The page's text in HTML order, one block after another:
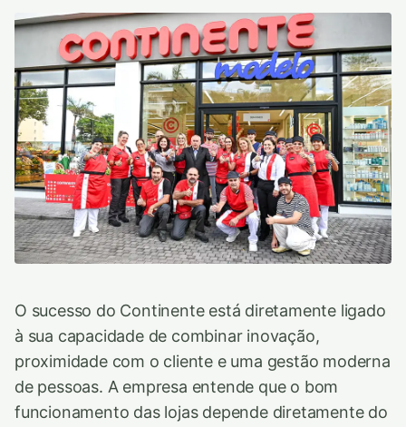
O sucesso do Continente está diretamente ligado
à sua capacidade de combinar inovação,
proximidade com o cliente e uma gestão moderna
de pessoas. A empresa entende que o bom
funcionamento das lojas depende diretamente do